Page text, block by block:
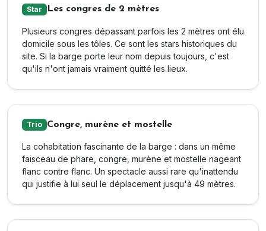
Star Les congres de 2 mètres
Plusieurs congres dépassant parfois les 2 mètres ont élu
domicile sous les tôles. Ce sont les stars historiques du
site. Si la barge porte leur nom depuis toujours, c'est
qu'ils n'ont jamais vraiment quitté les lieux.
Trio Congre, murène et mostelle
La cohabitation fascinante de la barge : dans un même
faisceau de phare, congre, murène et mostelle nageant
flanc contre flanc. Un spectacle aussi rare qu'inattendu
qui justifie à lui seul le déplacement jusqu'à 49 mètres.